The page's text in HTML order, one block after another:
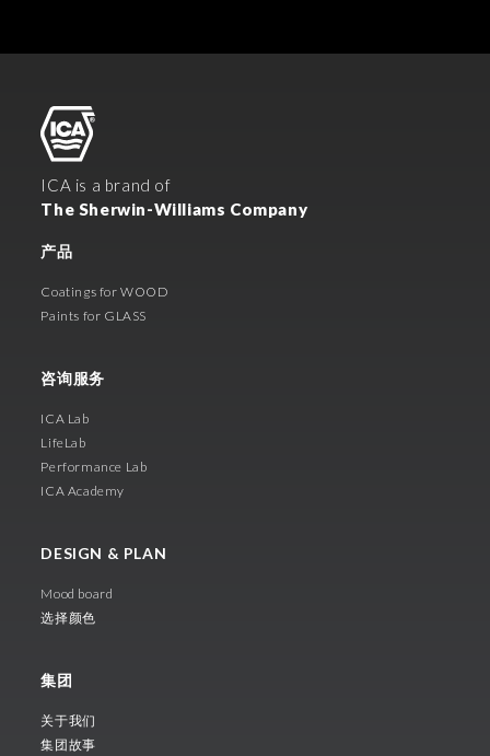
ICA is a brand of
The Sherwin-Williams Company
产品
Coatings for WOOD
Paints for GLASS
咨询服务
ICA Lab
LifeLab
Performance Lab
ICA Academy
DESIGN & PLAN
Mood board
选择颜色
集团
关于我们
集团故事